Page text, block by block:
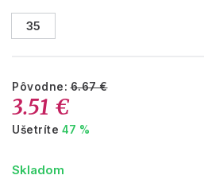
35
Pôvodne:6.67 €
3.51 €
Ušetríte 47 %
Skladom